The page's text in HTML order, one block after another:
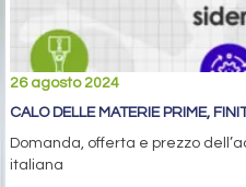
26 agosto 2024
CALO DELLE MATERIE PRIME,
Domanda, offerta e prezzo
italiana